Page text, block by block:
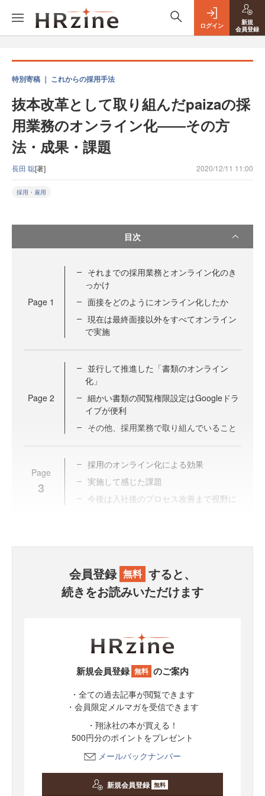
ログイン
新規
会員登録
特別寄稿 ｜ これからの採用手法
抜本改革として取り組んだpaizaの採
用業務のオンライン化――その方
法・成果・課題
長田 聡[著] 2020/12/11 11:00
採用・雇用
目次
Page 1
それまでの採用業務とオンライン化のき
っかけ
面接をどのようにオンライン化したか
現在は最終面接以外をすべてオンライン
で実施
Page 2
並行して推進した「書類のオンライン
化」
細かい書類の閲覧権限設定はGoogleドラ
イブが便利
その他、採用業務で取り組んでいること
Page
3
採用のオンライン化による効果
実施して感じた課題
今後は入社後のプロセス改善まで視野に
会員登録 無料 すると、
続きをお読みいただけます
新規会員登録 無料 のご案内
・全ての過去記事が閲覧できます
・会員限定メルマガを受信できます
・翔泳社の本が買える！
500円分のポイントをプレゼント
メールバックナンバー
新規会員登録 無料